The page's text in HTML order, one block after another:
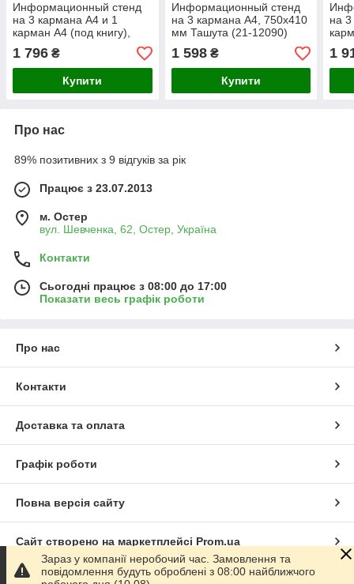
Информационный стенд
на 3 кармана А4 и 1
карман А4 (под книгу),
500х740 мм Ташута (21-
12080)
1 796 ₴
Купити
Информационный стенд
на 3 кармана А4, 750х410
мм Ташута (21-12090)
1 598₴
Купити
на
1
Про нас
89% позитивних з 9 відгуків за рік
Працює з 23.07.2013
м. Остер
вул. Шевченка, 62, Остер, Україна
Контакти
Сьогодні працює з 08:00 до 17:00
Показати весь графік роботи
Про нас
Контакти
Доставка та оплата
Графік роботи
Повна версія сайту
Сайт створено на маркетплейсі Prom.ua
Політика конфіденційності
Зараз у компанії неробочий час. Замовлення та
повідомлення будуть оброблені з 08:00 найближчого